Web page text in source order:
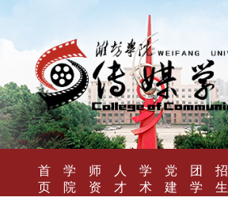
首
页
学
院
师
资
人
才
学
术
党
建
团
学
招
生